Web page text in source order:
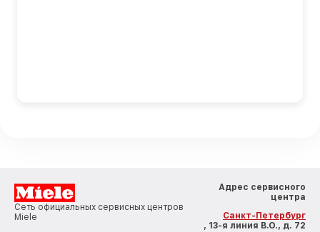
Сеть официальных сервисных центров
Miele
Адрес сервисного
центра
Санкт-Петербург
, 13-я линия В.О., д. 72